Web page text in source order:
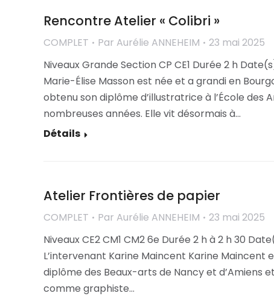
Rencontre Atelier « Colibri »
COMPLET Par Aurélie ANNEHEIM
23 mai 2025
Niveaux Grande Section CP CE1 Durée 2 h
Marie-Élise Masson est née et a grandi en
obtenu son diplôme d’illustratrice à l’École des
nombreuses années. Elle vit désormais à…
Détails
Atelier Frontières de papier
COMPLET Par Aurélie ANNEHEIM
23 mai 2025
Niveaux CE2 CM1 CM2 6e Durée 2 h à 2 h 30
L’intervenant Karine Maincent Karine Maincent
diplôme des Beaux-arts de Nancy et d’Amiens
comme graphiste…